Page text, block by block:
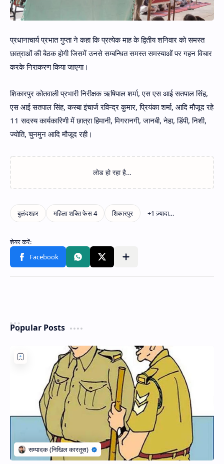
प्रधानाचार्य प्रभात गुप्ता ने कहा कि प्रत्येक माह के द्वितीय शनिवार को समस्त
छात्राओं की बैठक होगी जिसमें उनसे सम्बन्धित समस्त समस्याओं पर गहन विचार
करके निराकरण किया जाएगा।
शिकारपुर कोतवाली प्रभारी निरीक्षक ऋषिपाल शर्मा, एस एस आई सतपाल सिंह,
एस आई सतपाल सिंह, कस्बा इंचार्ज रविन्द्र कुमार, प्रियंका शर्मा, आदि मौजूद रहे
11 सदस्य कार्यकारिणी में छात्रा हिमानी, मिगरानगी, जानबी, नेहा, डिंपी, निशी,
ज्योति, चुनमुन आदि मौजूद रही।
Popular Posts